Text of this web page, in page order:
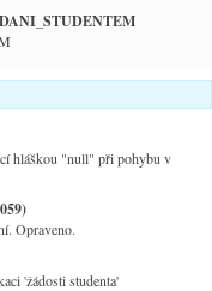
hláškou "null" při pohybu v
Opraveno.
'žádosti studenta'